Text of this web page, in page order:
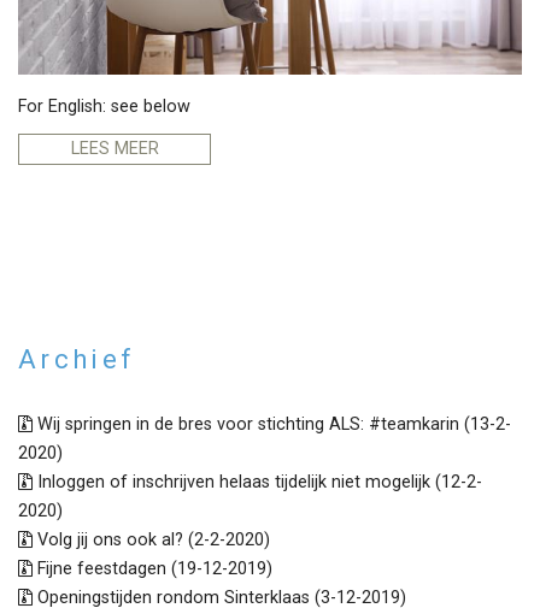
For English: see below
LEES MEER
Archief
Wij springen in de bres voor stichting ALS: #teamkarin (13-2-
2020)
Inloggen of inschrijven helaas tijdelijk niet mogelijk (12-2-
2020)
Volg jij ons ook al? (2-2-2020)
Fijne feestdagen (19-12-2019)
Openingstijden rondom Sinterklaas (3-12-2019)